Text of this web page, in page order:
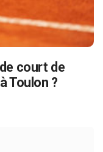
court de
Toulon ?